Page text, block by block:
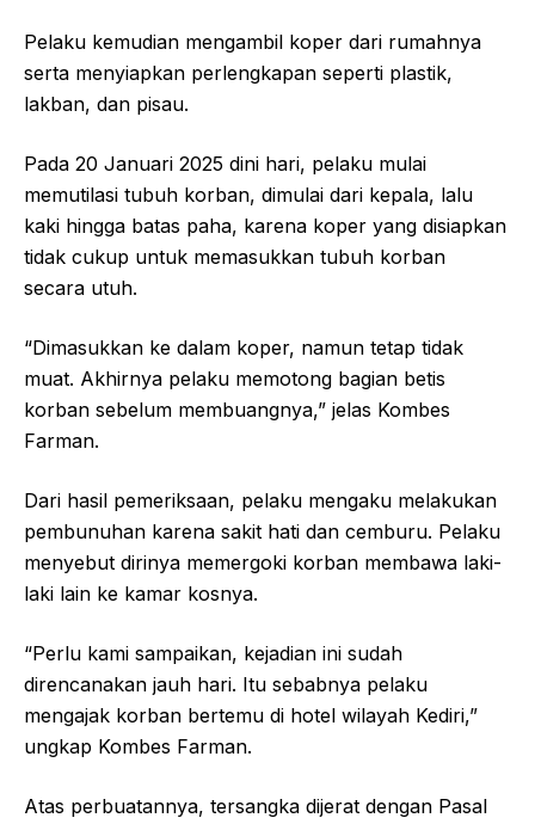
Pelaku kemudian mengambil koper dari rumahnya
serta menyiapkan perlengkapan seperti plastik,
lakban, dan pisau.
Pada 20 Januari 2025 dini hari, pelaku mulai
memutilasi tubuh korban, dimulai dari kepala, lalu
kaki hingga batas paha, karena koper yang disiapkan
tidak cukup untuk memasukkan tubuh korban
secara utuh.
“Dimasukkan ke dalam koper, namun tetap tidak
muat. Akhirnya pelaku memotong bagian betis
korban sebelum membuangnya,” jelas Kombes
Farman.
Dari hasil pemeriksaan, pelaku mengaku melakukan
pembunuhan karena sakit hati dan cemburu. Pelaku
menyebut dirinya memergoki korban membawa laki-
laki lain ke kamar kosnya.
“Perlu kami sampaikan, kejadian ini sudah
direncanakan jauh hari. Itu sebabnya pelaku
mengajak korban bertemu di hotel wilayah Kediri,”
ungkap Kombes Farman.
Atas perbuatannya, tersangka dijerat dengan Pasal